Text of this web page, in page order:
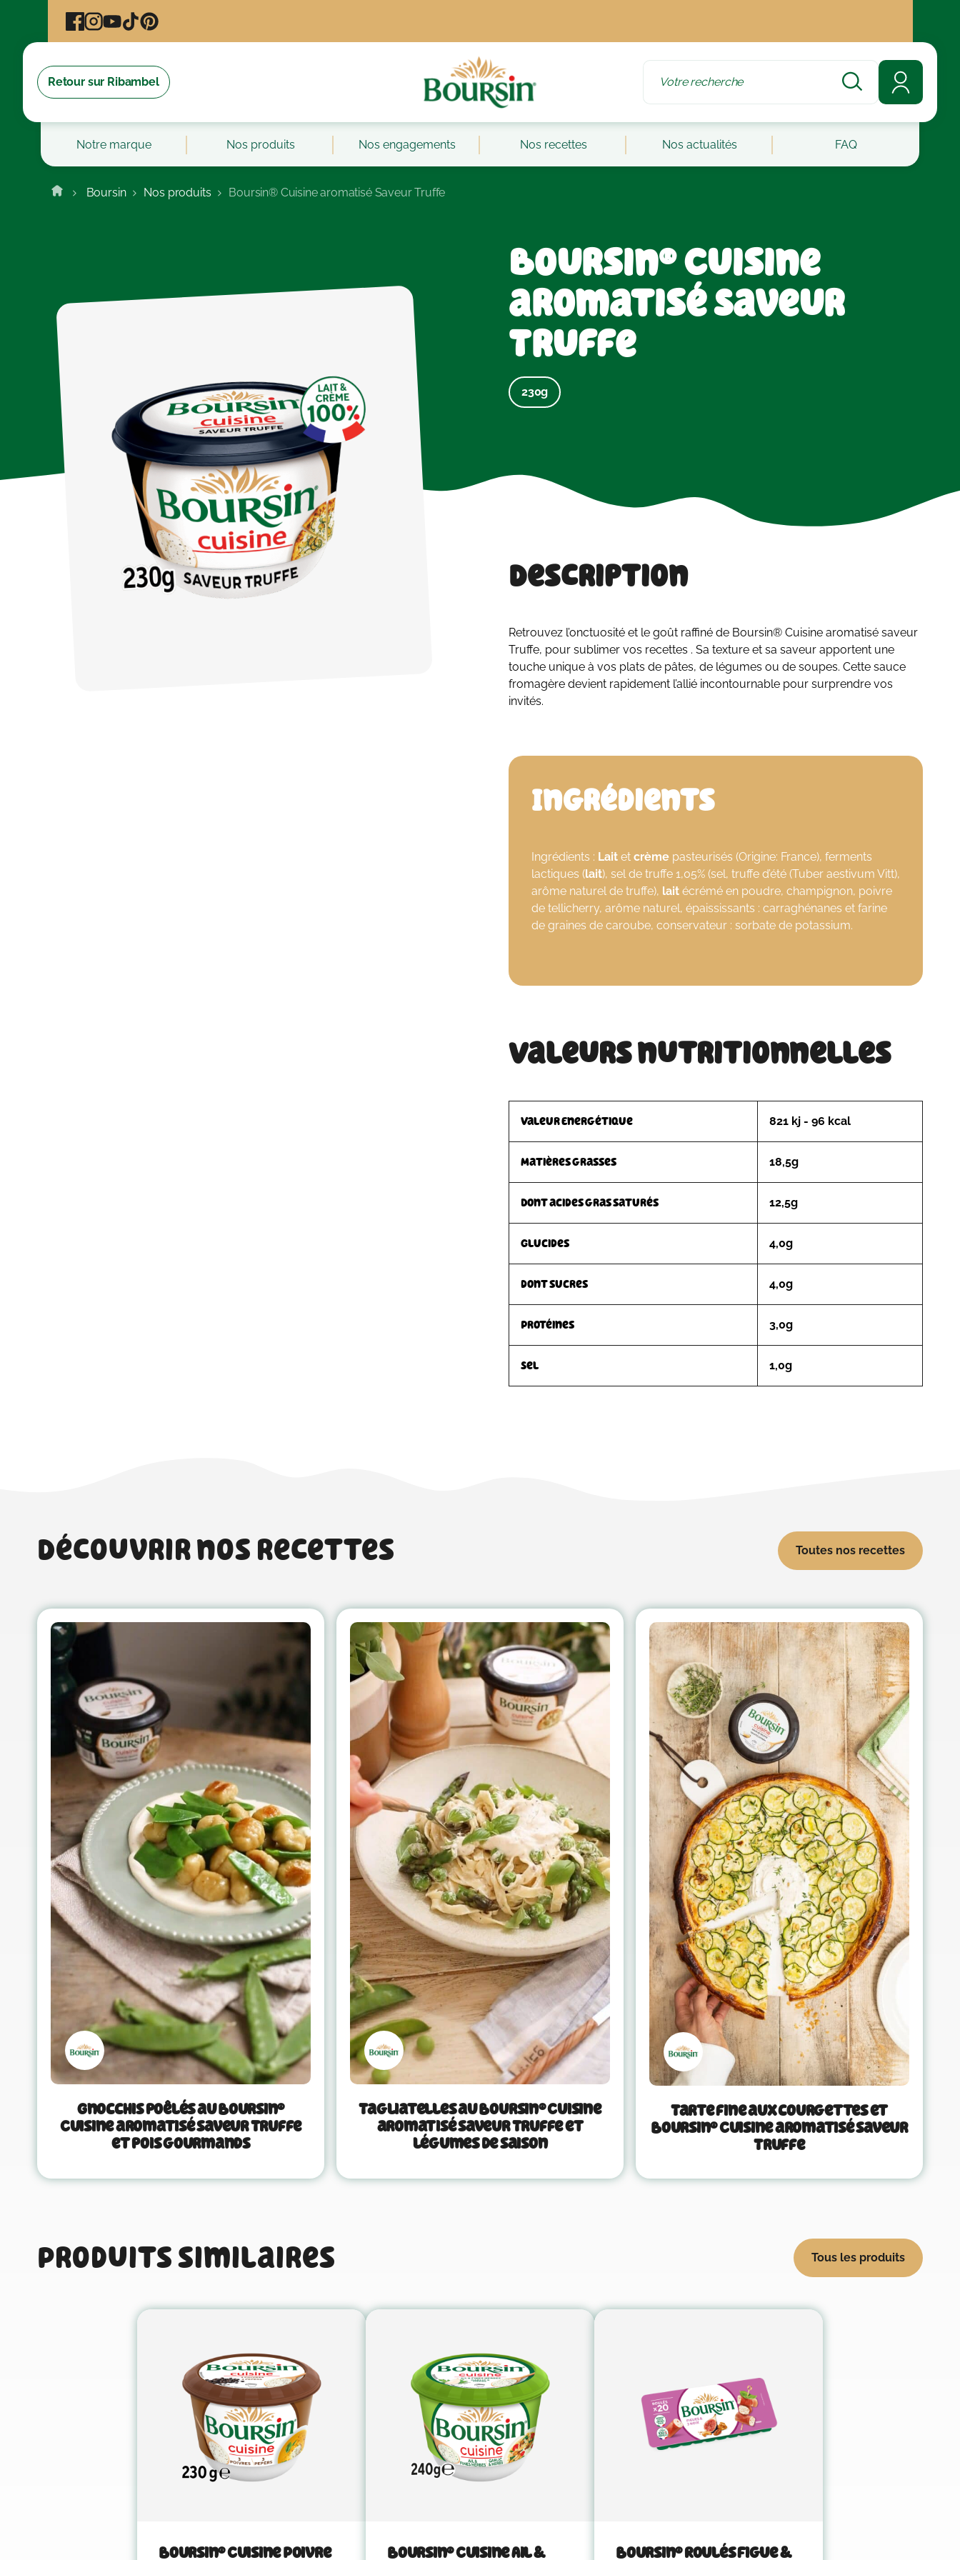
Retour sur Ribambel
Notre marque Nos produits Nos engagements Nos recettes Nos actualités FAQ
Boursin Nos produits Boursin® Cuisine aromatisé Saveur Truffe
Boursin® Cuisine
aromatisé Saveur
Truffe
230g
Description
Retrouvez l’onctuosité et le goût raffiné de Boursin® Cuisine aromatisé saveur
Truffe, pour sublimer vos recettes . Sa texture et sa saveur apportent une
touche unique à vos plats de pâtes, de légumes ou de soupes. Cette sauce
fromagère devient rapidement l’allié incontournable pour surprendre vos
invités.
Ingrédients
Ingrédients : Lait et crème pasteurisés (Origine: France), ferments
lactiques (lait), sel de truffe 1,05% (sel, truffe d’été (Tuber aestivum Vitt),
arôme naturel de truffe), lait écrémé en poudre, champignon, poivre
de tellicherry, arôme naturel, épaississants : carraghénanes et farine
de graines de caroube, conservateur : sorbate de potassium.
Valeurs nutritionnelles
Valeur Energétique 821 kj - 96 kcal
Matières grasses 18,5g
Dont acides gras saturés 12,5g
Glucides 4,0g
dont sucres 4,0g
Protéines 3,0g
Sel 1,0g
Découvrir nos recettes Toutes nos recettes
Gnocchis poêlés au Boursin®
Cuisine aromatisé saveur Truffe
et pois gourmands
Tagliatelles au Boursin® Cuisine
aromatisé saveur Truffe et
légumes de saison
Tarte fine aux courgettes et
Boursin® Cuisine aromatisé saveur
Truffe
Produits similaires Tous les produits
Boursin® Cuisine Poivre Boursin® Cuisine Ail & Boursin® Roulés Figue &